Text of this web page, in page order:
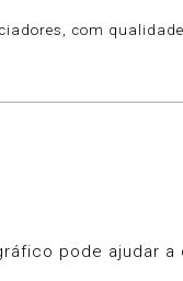
com
pode ajudar